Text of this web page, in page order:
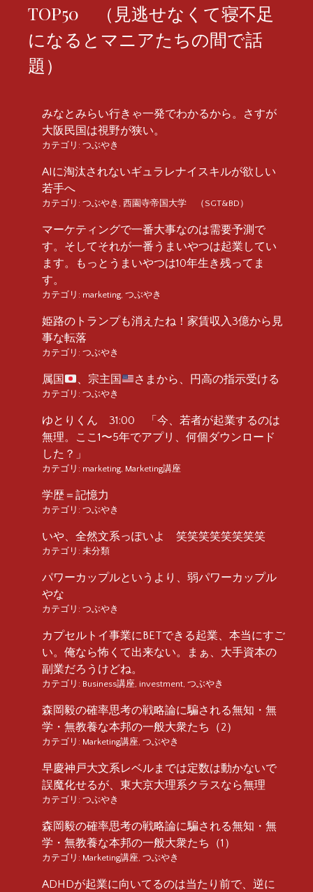
TOP50 （見逃せなくて寝不足
になるとマニアたちの間で話
題）
みなとみらい行きゃ一発でわかるから。さすが
大阪民国は視野が狭い。
カテゴリ: つぶやき
AIに淘汰されないギュラレナイスキルが欲しい
若手へ
カテゴリ: つぶやき , 西園寺帝国大学 （SGT&BD）
マーケティングで一番大事なのは需要予測で
す。そしてそれが一番うまいやつは起業してい
ます。もっとうまいやつは10年生き残ってま
す。
カテゴリ: marketing, つぶやき
姫路のトランプも消えたね！家賃収入3億から見
事な転落
カテゴリ: つぶやき
属国 、宗主国 さまから、円高の指示受ける
カテゴリ: つぶやき
ゆとりくん 31:00 「今、若者が起業するのは
無理。ここ1〜5年でアプリ、何個ダウンロード
した？」
カテゴリ: marketing, Marketing講座
学歴＝記憶力
カテゴリ: つぶやき
いや、全然文系っぽいよ 笑笑笑笑笑笑笑笑
カテゴリ: 未分類
パワーカップルというより、弱パワーカップル
やな
カテゴリ: つぶやき
カプセルトイ事業にBETできる起業、本当にすご
い。俺なら怖くて出来ない。まぁ、大手資本の
副業だろうけどね。
カテゴリ: Business講座, investment, つぶやき
森岡毅の確率思考の戦略論に騙される無知・無
学・無教養な本邦の一般大衆たち（2）
カテゴリ: Marketing講座, つぶやき
早慶神戸大文系レベルまでは定数は動かないで
誤魔化せるが、東大京大理系クラスなら無理
カテゴリ: つぶやき
森岡毅の確率思考の戦略論に騙される無知・無
学・無教養な本邦の一般大衆たち（1）
カテゴリ: Marketing講座, つぶやき
ADHDが起業に向いてるのは当たり前で、逆に